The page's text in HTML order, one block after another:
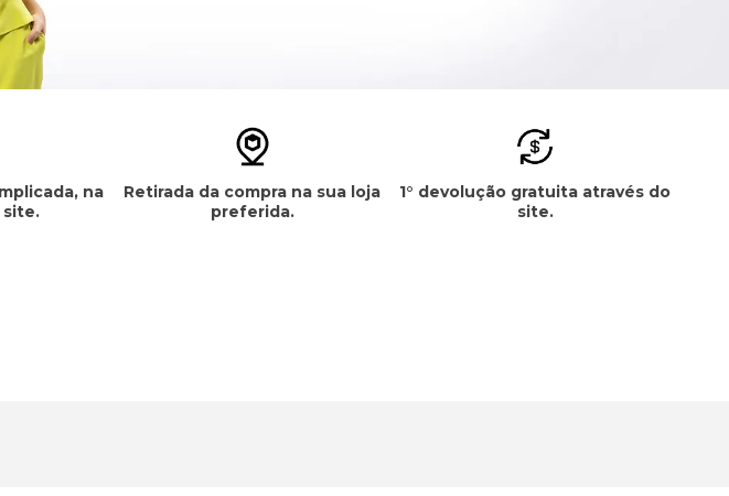
na
site.
Retirada da compra na sua loja
preferida.
1° devolução gratuita através do
site.